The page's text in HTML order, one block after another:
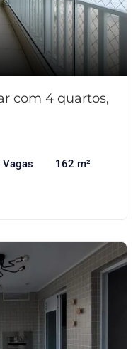
com 4 quartos,
Vagas 162 m²